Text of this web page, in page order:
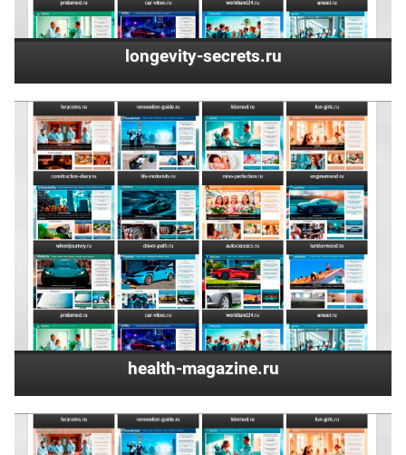
longevity-secrets.ru
health-magazine.ru